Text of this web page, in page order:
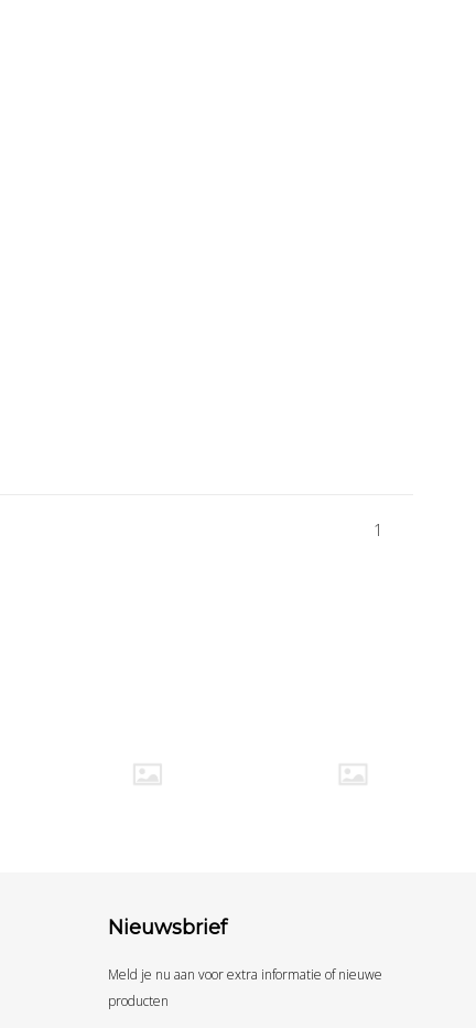
1
Nieuwsbrief
Meld je nu aan voor extra informatie of nieuwe
producten